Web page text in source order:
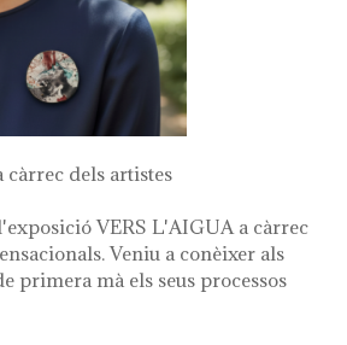
dels artistes
VERS L'AIGUA a càrrec
Veniu a conèixer als
primera mà els seus processos